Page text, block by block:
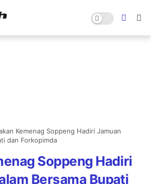
Kemenag Soppeng Hadiri Jamuan
dan Forkopimda
Soppeng Hadiri
Bersama Bupati